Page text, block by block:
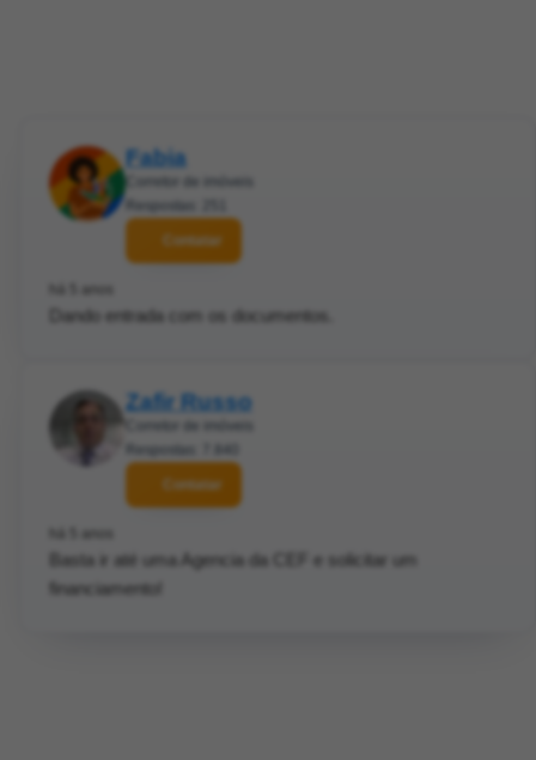
Fabia
Corretor de imóveis
Respostas: 251
Contatar
há 5 anos
Dando entrada com os documentos.
Zafir Russo
Corretor de imóveis
Respostas: 7.840
Contatar
há 5 anos
Basta ir até uma Agencia da CEF e solicitar um
financiamento!